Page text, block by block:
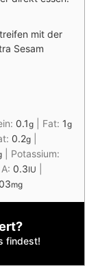
mit der
Sesam
0.1g Fat: 1g
0.2g
Potassium:
A:0.3IU
mg
findest!